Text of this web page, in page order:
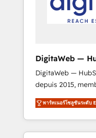
🔹 Migrations:
HubSpot without
stack for better adoption.
Solutions: Build
configurations. We are SOC 2 Type II and ISO
27001 certified,
to data security and
OneMetric, we
the OneMetric
DigitaWeb —
Intégrations ERP
DigitaWeb —
depuis 2015,
Nous aidons les
Marketing, Ventes
grâce à la
des équipes,
พาร์ทเนอร์โซลูชันระดับ